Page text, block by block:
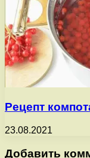
Рецепт
23.08.2021
Добавить